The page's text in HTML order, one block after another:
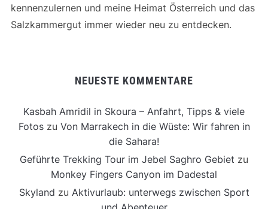
kennenzulernen und meine Heimat Österreich und das
Salzkammergut immer wieder neu zu entdecken.
NEUESTE KOMMENTARE
Kasbah Amridil in Skoura – Anfahrt, Tipps & viele
Fotoszu Von Marrakech in die Wüste: Wir fahren in
die Sahara!
Geführte Trekking Tour im Jebel Saghro Gebiet zu
Monkey Fingers Canyon im Dadestal
Skyland zu Aktivurlaub: unterwegs zwischen Sport